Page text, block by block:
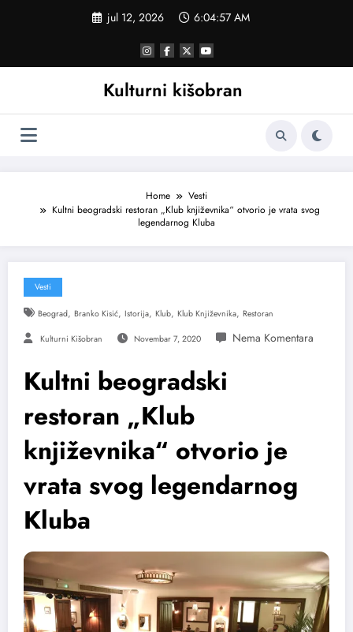
jul 12, 2026 6:04:58 AM
Kulturni kišobran
Home
Vesti
Kultni beogradski restoran „Klub književnika“ otvorio je vrata svog
legendarnog Kluba
Vesti
Beograd, Branko Kisić, Istorija, Klub, Klub Književnika, Restoran
Kulturni Kišobran Novembar 7, 2020
Kultni beogradski
restoran „Klub
književnika“ otvorio je
vrata svog legendarnog
Kluba